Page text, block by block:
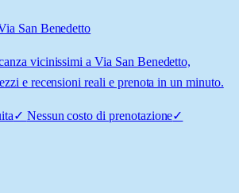
San Benedetto
vicinissimi a Via San Benedetto,
e recensioni reali e prenota in un minuto.
✓ Nessun costo di prenotazione✓